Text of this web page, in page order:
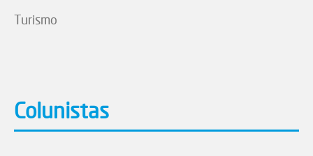
Turismo
Colunistas